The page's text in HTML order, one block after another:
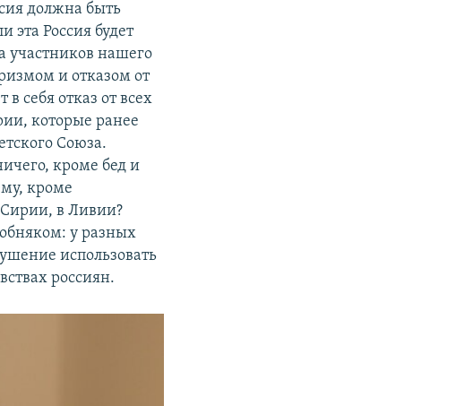
должна быть
эта Россия будет
участников нашего
и отказом от
себя отказ от всех
которые ранее
Союза.
кроме бед и
кроме
в Ливии?
у разных
использовать
россиян.